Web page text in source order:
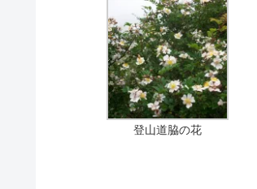
登山道脇の花